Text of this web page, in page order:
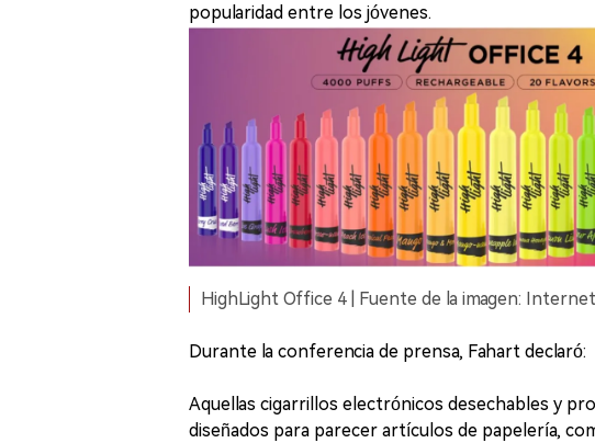
popularidad entre los jóvenes.
HighLight Office 4 | Fuente de la imagen: Internet
Durante la conferencia de prensa, Fahart declaró:
Aquellas cigarrillos electrónicos desechables y
diseñados para parecer artículos de papelería,